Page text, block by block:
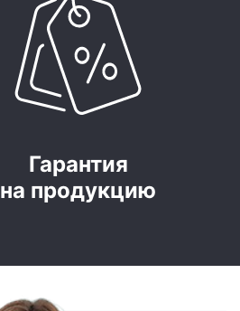
Гарантия
на продукцию